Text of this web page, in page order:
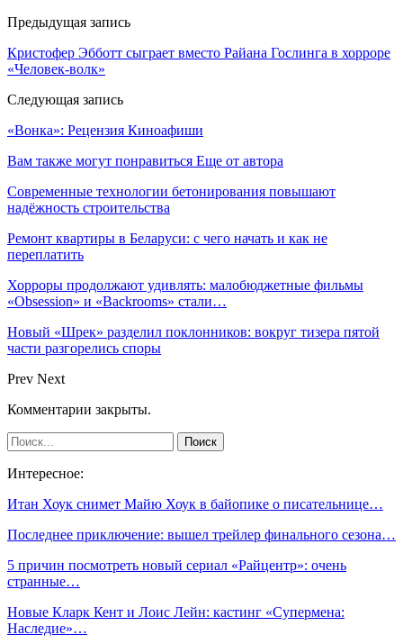
Предыдущая запись
Кристофер Эбботт сыграет вместо Райана Гослинга в хорроре
«Человек-волк»
Следующая запись
«Вонка»: Рецензия Киноафиши
Вам также могут понравиться Еще от автора
Современные технологии бетонирования повышают
надёжность строительства
Ремонт квартиры в Беларуси: с чего начать и как не
переплатить
Хорроры продолжают удивлять: малобюджетные фильмы
«Obsession» и «Backrooms» стали…
Новый «Шрек» разделил поклонников: вокруг тизера пятой
части разгорелись споры
Prev Next
Комментарии закрыты.
Интересное:
Итан Хоук снимет Майю Хоук в байопике о писательнице…
Последнее приключение: вышел трейлер финального сезона…
5 причин посмотреть новый сериал «Райцентр»: очень
странные…
Новые Кларк Кент и Лоис Лейн: кастинг «Супермена:
Наследие»…